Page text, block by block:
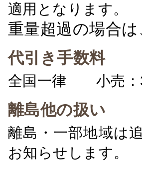
適用となります。
重量超過の場合
代引き手数料
全国一律 小売
離島他の扱い
離島・一部地域は
お知らせします。